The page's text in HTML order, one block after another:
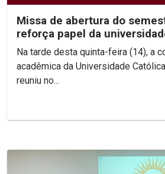
Missa de abertura do
reforça papel da
do perdão
Na tarde desta quinta-feira (14), a
acadêmica da Universidade
reuniu no...